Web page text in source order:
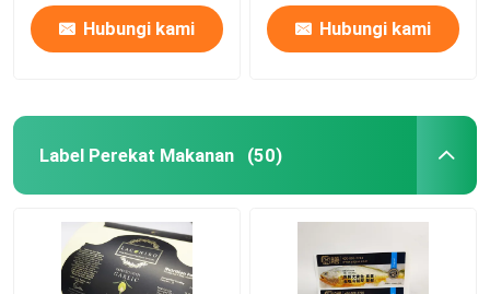
Label Ritel Kustom
Label Botol Minuman
Label Kosmetik Tahan Air
Hubungi kami Hubungi kami
Label Perekat Makanan (50)